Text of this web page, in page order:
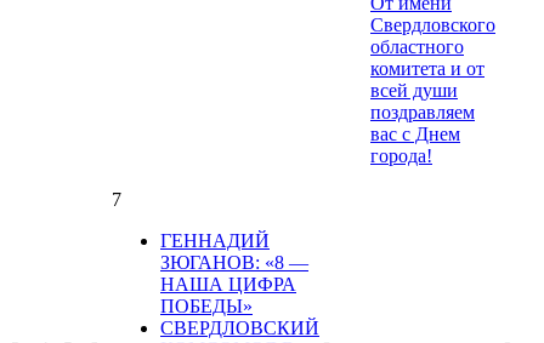
Свердловского
областного
комитета и от
всей души
поздравляем
вас с Днем
города!
7
ГЕННАДИЙ
ЗЮГАНОВ: «8 —
НАША ЦИФРА
ПОБЕДЫ»
СВЕРДЛОВСКИЙ